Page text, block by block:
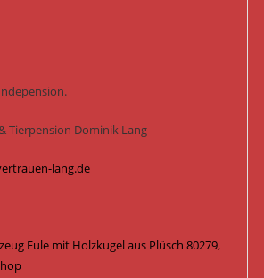
Tierpension Dominik Lang
lang.de
Eule mit Holzkugel aus Plüsch 80279,